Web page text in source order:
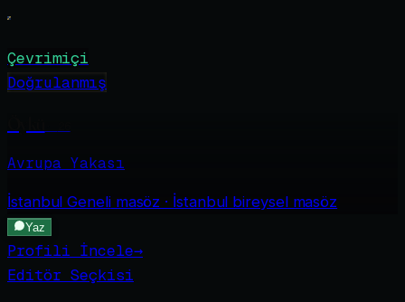
Çevrimiçi
Doğrulanmış
Avrupa Yakası
İstanbul Genelimasöz · İstanbul bireysel masöz
Yaz
Profili İncele→
Editör Seçkisi